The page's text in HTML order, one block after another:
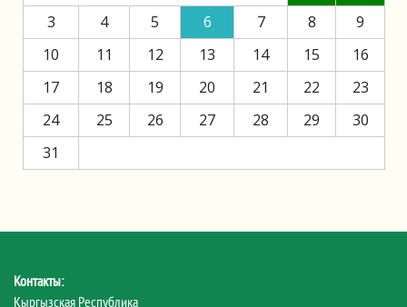
3
4 5 6 7 8
9
10
11 12 13 14 15
16
17
18 19 20 21 22
23
24
25 26 27 28 29
30
31
Контакты:
Кыргызская Республика